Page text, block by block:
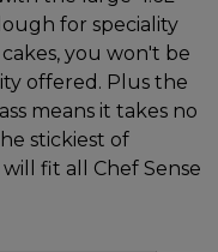
for speciality
you won't be
offered. Plus the
means it takes no
stickiest of
fit all Chef Sense